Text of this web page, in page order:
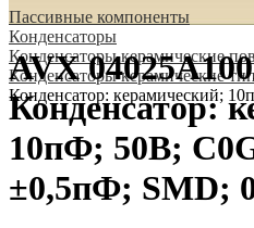
Пассивные компоненты
Конденсаторы
Конденсаторы керамические
Конденсаторы керамические
Конденсатор: керамический;
AVX
Конденсатор:
10пФ; 50В;
±0,5пФ; SMD;